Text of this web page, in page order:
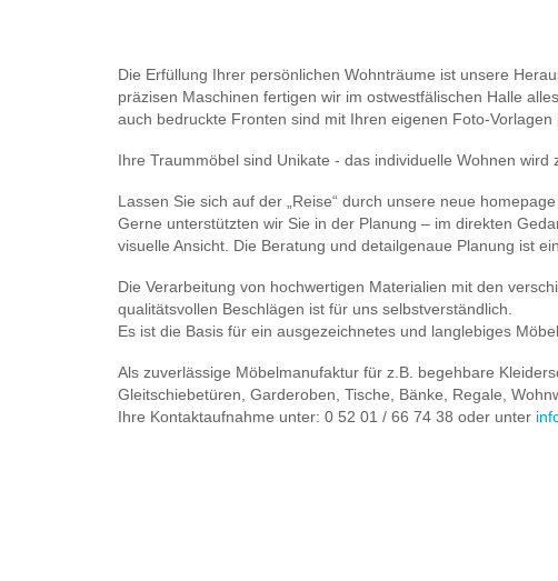
Die Erfüllung Ihrer persönlichen Wohnträume ist unsere
präzisen Maschinen fertigen wir im ostwestfälischen Halle
auch bedruckte Fronten sind mit Ihren eigenen Foto-Vorlagen
Ihre Traummöbel sind Unikate - das individuelle Wohnen
Lassen Sie sich auf der „Reise“ durch unsere neue
Gerne unterstützten wir Sie in der Planung – im direkten
visuelle Ansicht. Die Beratung und detailgenaue Planung ist
Die Verarbeitung von hochwertigen Materialien mit den
qualitätsvollen Beschlägen ist für uns selbstverständlich.
Es ist die Basis für ein ausgezeichnetes und langlebiges
Als zuverlässige Möbelmanufaktur für z.B. begehbare
Gleitschiebetüren, Garderoben, Tische, Bänke, Regale,
Ihre Kontaktaufnahme unter: 0 52 01 / 66 74 38 oder unter